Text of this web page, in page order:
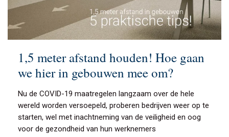
1,5 meter afstand houden! Hoe gaan
we hier in gebouwen mee om?
Nu de COVID-19 maatregelen langzaam over de hele
wereld worden versoepeld, proberen bedrijven weer op te
starten, wel met inachtneming van de veiligheid en oog
voor de gezondheid van hun werknemers